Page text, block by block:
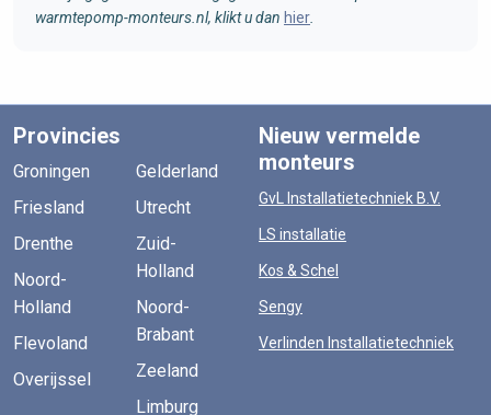
warmtepomp-monteurs.nl, klikt u dan hier
Provincies
Groningen
Friesland
Drenthe
Noord-
Holland
Flevoland
Overijssel
Gelderland
Utrecht
Zuid-
Holland
Noord-
Brabant
Zeeland
Limburg
Nieuw vermelde
monteurs
GvL Installatietechniek B.V.
LS installatie
Kos & Schel
Sengy
Verlinden Installatietechniek